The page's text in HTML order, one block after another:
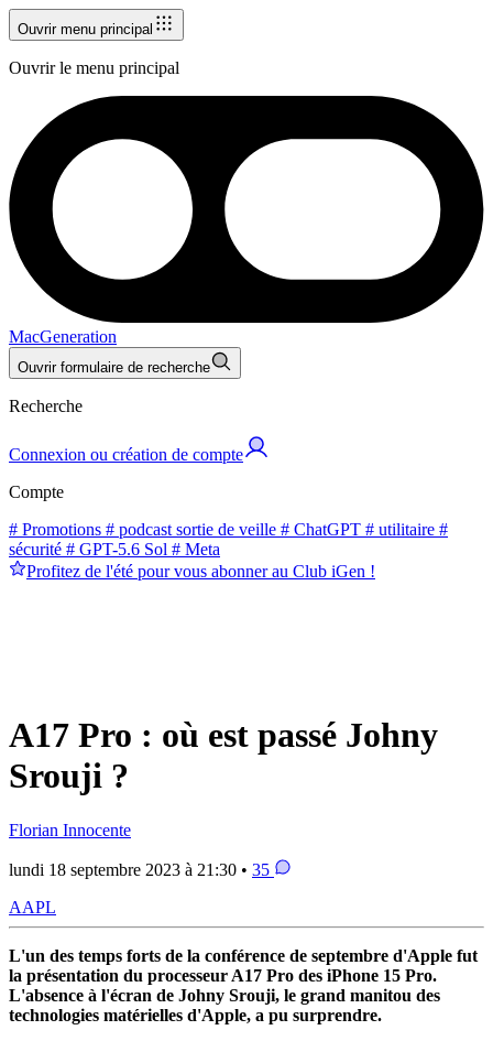
Ouvrir menu principal
Ouvrir le menu principal
MacGeneration
Ouvrir formulaire de recherche
Recherche
Connexion ou création de compte
Compte
# Promotions # podcast sortie de veille # ChatGPT # utilitaire #
sécurité # GPT-5.6 Sol # Meta
Profitez de l'été pour vous abonner au Club iGen !
A17 Pro : où est passé Johny
Srouji ?
Florian Innocente
lundi 18 septembre 2023 à 21:30 • 35
AAPL
L'un des temps forts de la conférence de septembre d'Apple fut
la présentation du processeur A17 Pro des iPhone 15 Pro.
L'absence à l'écran de Johny Srouji, le grand manitou des
technologies matérielles d'Apple, a pu surprendre.